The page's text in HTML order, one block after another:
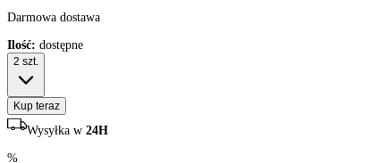
1965zł/szt.
brutto z VAT